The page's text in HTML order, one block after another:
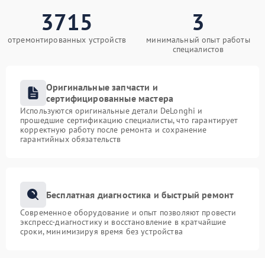
3715
отремонтированных устройств
3
минимальный опыт работы
специалистов
Оригинальные запчасти и
сертифицированные мастера
Используются оригинальные детали DeLonghi и
прошедшие сертификацию специалисты, что гарантирует
корректную работу после ремонта и сохранение
гарантийных обязательств
Бесплатная диагностика и быстрый ремонт
Современное оборудование и опыт позволяют провести
экспресс-диагностику и восстановление в кратчайшие
сроки, минимизируя время без устройства